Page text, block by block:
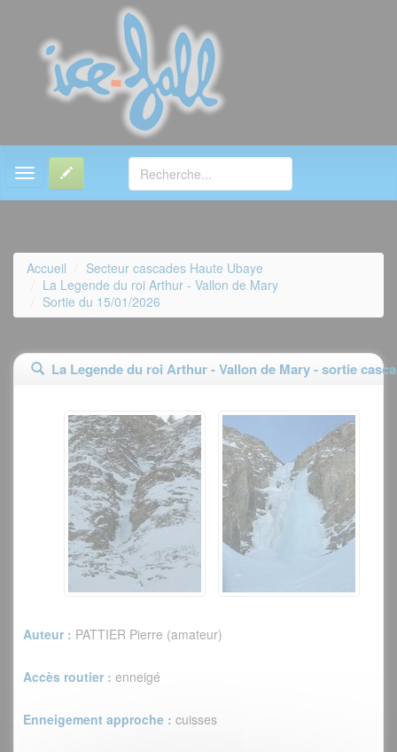
MENU
Accueil
Secteur cascades Haute Ubaye
La Legende du roi Arthur - Vallon de Mary
Sortie du 15/01/2026
La Legende du roi Arthur - Vallon de Mary - sortie
Auteur : PATTIER Pierre (amateur)
Accès routier : enneigé
Enneigement approche : cuisses